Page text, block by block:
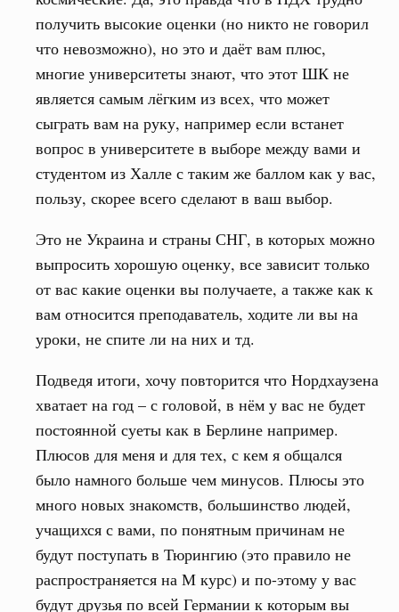
получить высокие оценки (но никто не говорил
что невозможно), но это и даёт вам плюс,
многие университеты знают, что этот ШК не
является самым лёгким из всех, что может
сыграть вам на руку, например если встанет
вопрос в университете в выборе между вами и
студентом из Халле с таким же баллом как у вас,
пользу, скорее всего сделают в ваш выбор.
Это не Украина и страны СНГ, в которых можно
выпросить хорошую оценку, все зависит только
от вас какие оценки вы получаете, а также как к
вам относится преподаватель, ходите ли вы на
уроки, не спите ли на них и тд.
Подведя итоги, хочу повторится что Нордхаузена
хватает на год – с головой, в нём у вас не будет
постоянной суеты как в Берлине например.
Плюсов для меня и для тех, с кем я общался
было намного больше чем минусов. Плюсы это
много новых знакомств, большинство людей,
учащихся с вами, по понятным причинам не
будут поступать в Тюрингию (это правило не
распространяется на М курс) и по-этому у вас
будут друзья по всей Германии к которым вы